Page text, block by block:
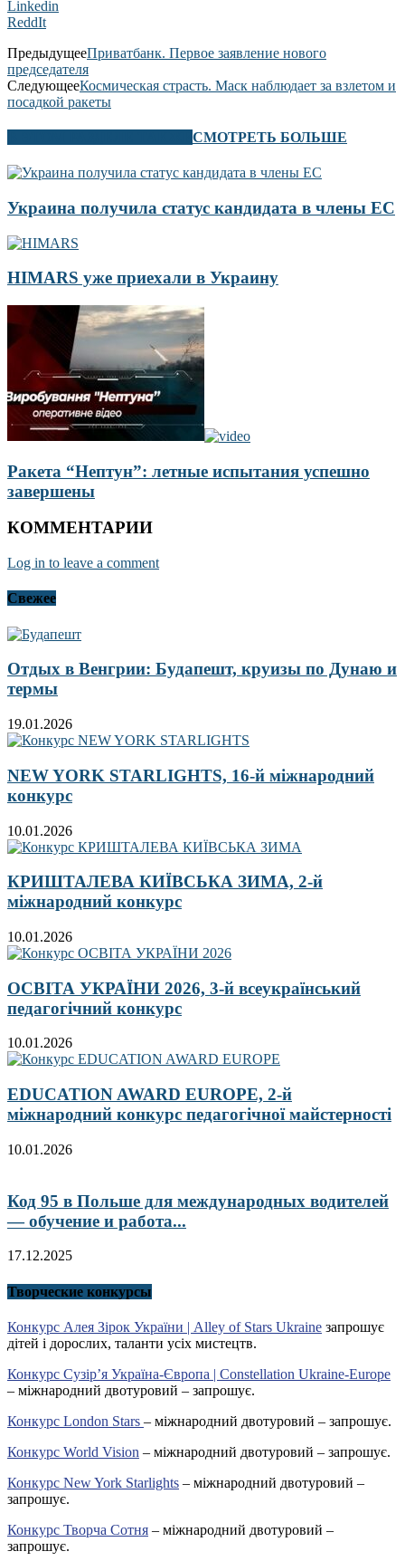
Linkedin
ReddIt
ПредыдущееПриватбанк. Первое заявление нового
председателя
СледующееКосмическая страсть. Маск наблюдает за взлетом и
посадкой ракеты
СМОТРЕТЬ БОЛЬШЕ
Украина получила статус кандидата в члены ЕС
HIMARS уже приехали в Украину
Ракета “Нептун”: летные испытания успешно
завершены
КОММЕНТАРИИ
Log in to leave a comment
Свежее
Отдых в Венгрии: Будапешт, круизы по Дунаю и
термы
19.01.2026
NEW YORK STARLIGHTS, 16-й міжнародний
конкурс
10.01.2026
КРИШТАЛЕВА КИЇВСЬКА ЗИМА, 2-й
міжнародний конкурс
10.01.2026
ОСВІТА УКРАЇНИ 2026, 3-й всеукраїнський
педагогічний конкурс
10.01.2026
EDUCATION AWARD EUROPE, 2-й
міжнародний конкурс педагогічної майстерності
10.01.2026
Код 95 в Польше для международных водителей
— обучение и работа...
17.12.2025
Творческие конкурсы
Конкурс Алея Зірок України | Alley of Stars Ukraine запрошує
дітей і дорослих, таланти усіх мистецтв.
Конкурс Сузір’я Україна-Європа | Constellation Ukraine-Europe
– міжнародний двотуровий – запрошує.
Конкурс London Stars – міжнародний двотуровий – запрошує.
Конкурс World Vision – міжнародний двотуровий – запрошує.
Конкурс New York Starlights – міжнародний двотуровий –
запрошує.
Конкурс Творча Сотня – міжнародний двотуровий –
запрошує.